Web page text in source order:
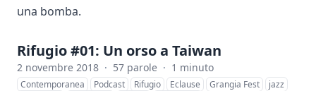
una bomba.
Rifugio #01: Un orso a Taiwan
2 novembre 2018 · 57 parole · 1 minuto
Contemporanea Podcast Rifugio Eclause Grangia Fest
jazz